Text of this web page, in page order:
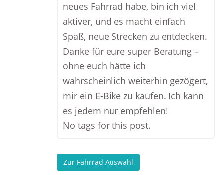
neues Fahrrad habe, bin ich viel
aktiver, und es macht einfach
Spaß, neue Strecken zu entdecken.
Danke für eure super Beratung –
ohne euch hätte ich
wahrscheinlich weiterhin gezögert,
mir ein E-Bike zu kaufen. Ich kann
es jedem nur empfehlen!
No tags for this post.
Zur Fahrrad Auswahl